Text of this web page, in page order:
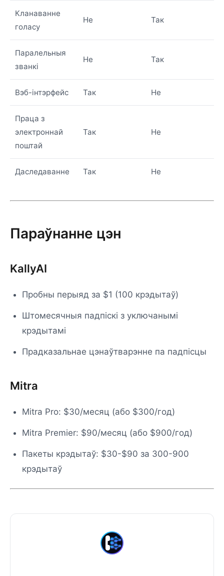
Кланаванне
голасу
Не Так
Паралельныя
званкі
Не Так
Вэб-інтэрфейс Так Не
Праца з
электроннай
поштай
Так Не
Даследаванне Так Не
Параўнанне цэн
KallyAI
Пробны перыяд за $1 (100 крэдытаў)
Штомесячныя падпіскі з уключанымі
крэдытамі
Прадказальнае цэнаўтварэнне па падпісцы
Mitra
Mitra Pro: $30/месяц (або $300/год)
Mitra Premier: $90/месяц (або $900/год)
Пакеты крэдытаў: $30-$90 за 300-900
крэдытаў